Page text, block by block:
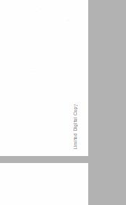
חביה, חביה, חביה. ... 5